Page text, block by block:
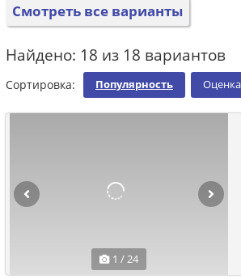
Смотреть все варианты
Найдено: 18 из 18 вариантов
Сортировка:
Популярность Оценка
1 / 24